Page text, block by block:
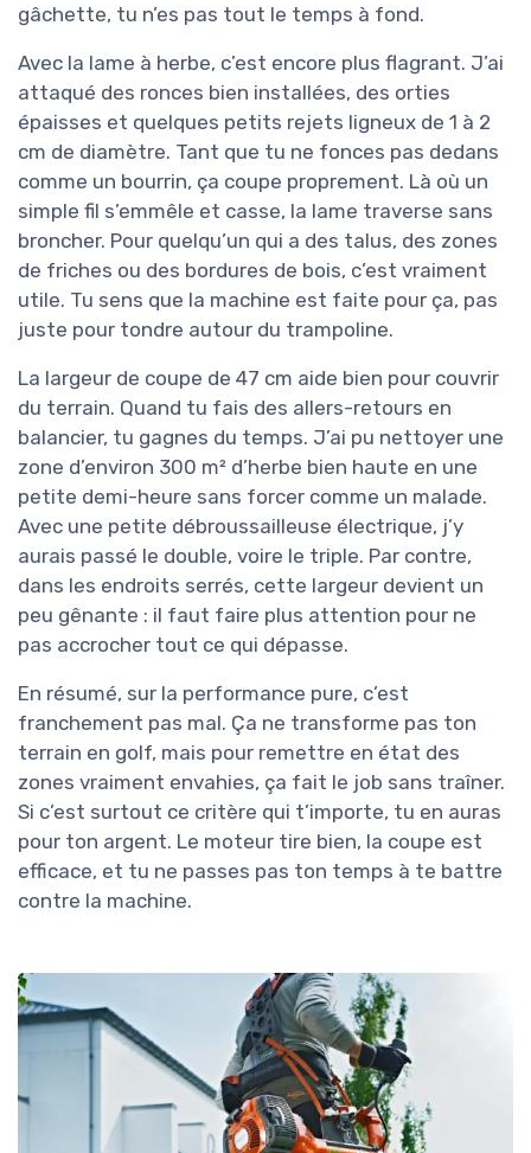
gâchette, tu n’es pas tout le temps à fond.
Avec la lame à herbe, c’est encore plus flagrant. J’ai
attaqué des ronces bien installées, des orties
épaisses et quelques petits rejets ligneux de 1 à 2
cm de diamètre. Tant que tu ne fonces pas dedans
comme un bourrin, ça coupe proprement. Là où un
simple fil s’emmêle et casse, la lame traverse sans
broncher. Pour quelqu’un qui a des talus, des zones
de friches ou des bordures de bois, c’est vraiment
utile. Tu sens que la machine est faite pour ça, pas
juste pour tondre autour du trampoline.
La largeur de coupe de 47 cm aide bien pour couvrir
du terrain. Quand tu fais des allers-retours en
balancier, tu gagnes du temps. J’ai pu nettoyer une
zone d’environ 300 m² d’herbe bien haute en une
petite demi-heure sans forcer comme un malade.
Avec une petite débroussailleuse électrique, j’y
aurais passé le double, voire le triple. Par contre,
dans les endroits serrés, cette largeur devient un
peu gênante : il faut faire plus attention pour ne
pas accrocher tout ce qui dépasse.
En résumé, sur la performance pure, c’est
franchement pas mal. Ça ne transforme pas ton
terrain en golf, mais pour remettre en état des
zones vraiment envahies, ça fait le job sans traîner.
Si c’est surtout ce critère qui t’importe, tu en auras
pour ton argent. Le moteur tire bien, la coupe est
efficace, et tu ne passes pas ton temps à te battre
contre la machine.